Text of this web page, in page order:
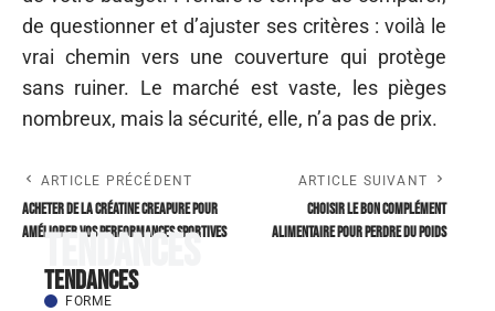
de questionner et d’ajuster ses critères : voilà le
vrai chemin vers une couverture qui protège
sans ruiner. Le marché est vaste, les pièges
nombreux, mais la sécurité, elle, n’a pas de prix.
ARTICLE PRÉCÉDENT
Acheter de la créatine creapure pour
améliorer vos performances sportives
ARTICLE SUIVANT
Choisir le bon complément
alimentaire pour perdre du poids
Tendances
Tendances
FORME